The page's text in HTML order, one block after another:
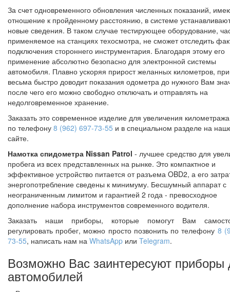
За счет одновременного обновления численных показаний,
отношение к пройденному расстоянию, в системе
новые сведения. В таком случае тестирующее оборудование,
применяемое на станциях техосмотра, не сможет отследить
подключения стороннего инструментария. Благодаря этому его
применение абсолютно безопасно для электронной системы
автомобиля. Плавно ускоряя прирост желанных километров,
весьма быстро доводит показания одометра до нужного Вам
после чего его можно свободно отключать и отправлять на
недолговременное хранение.
Заказать это современное изделие для увеличения
по телефону 8 (962) 697-73-55 и в специальном разделе на
сайте.
Намотка спидометра Nissan Patrol - лучшее средство для
пробега из всех представленных на рынке. Это компактное и
эффективное устройство питается от разъема OBD2, а его
энергопотребление сведены к минимуму. Бесшумный аппарат с
неограниченным лимитом и гарантией 2 года - превосходное
дополнение набора инструментов современного водителя.
Заказать наши приборы, которые помогут Вам
регулировать пробег, можно просто позвонить по телефону 8
73-55, написать нам на WhatsApp или Telegram.
Возможно Вас заинтересуют приборы
автомобилей